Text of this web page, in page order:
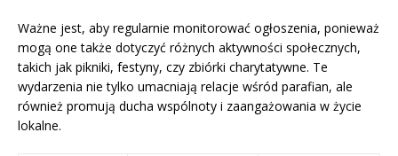
Ważne jest, aby regularnie monitorować ogłoszenia, ponieważ
mogą one także dotyczyć różnych aktywności społecznych,
takich jak pikniki, festyny, czy zbiórki charytatywne. Te
wydarzenia nie tylko umacniają relacje wśród parafian, ale
również promują ducha wspólnoty i zaangażowania w życie
lokalne.